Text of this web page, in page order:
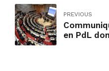
PREVIOUS
en PdL